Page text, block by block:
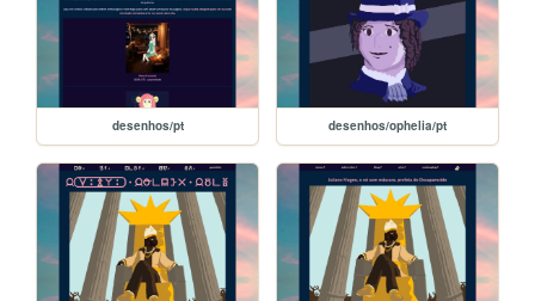
desenhos/pt desenhos/ophelia/pt